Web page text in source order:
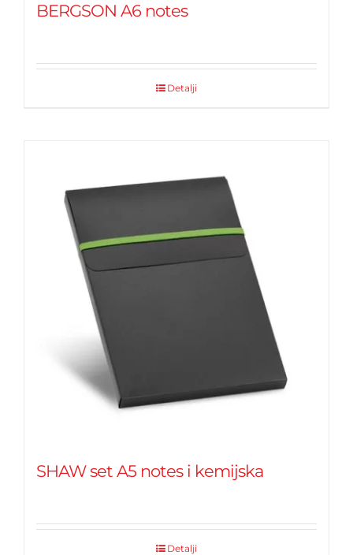
BERGSON A6 notes
Detalji
SHAW set A5 notes i kemijska
Detalji